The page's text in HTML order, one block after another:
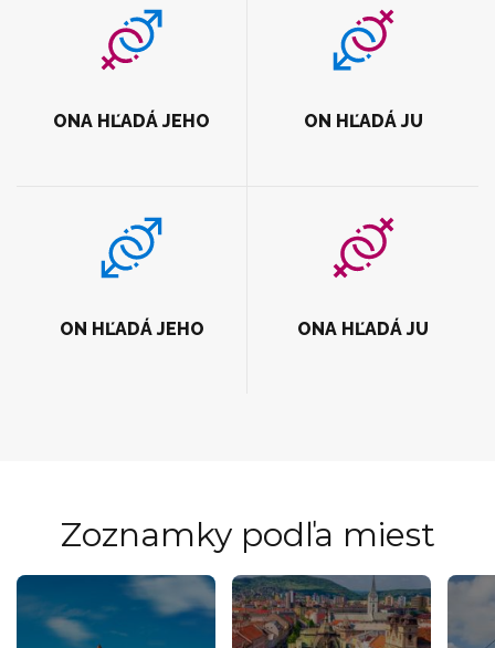
ONA HĽADÁ JEHO ON HĽADÁ JU
ON HĽADÁ JEHO ONA HĽADÁ JU
Zoznamky podľa miest